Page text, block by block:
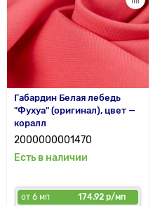
Габардин Белая лебедь
"Фухуа" (оригинал), цвет —
коралл
2000000001470
Есть в наличии
от 6 мп
174.92 р/мп